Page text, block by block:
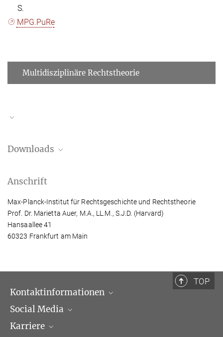
S.
MPG.PuRe
Multidisziplinäre Rechtstheorie
Downloads
Vita
Information zur Promotion und Habilitation bei Prof. Dr. Aue
r
464.5 kB
Downloads
Zur Aktualität der Privatrechtstheorie
Anschrift
Max-Planck-Institut für Rechtsgeschichte und Rechtstheorie
Prof. Dr. Marietta Auer, M.A., LL.M., S.J.D. (Harvard)
Hansaallee 41
60323 Frankfurt am Main
TOP
Kontaktinformationen
Öffnungszeiten & Anfahrt
Ansprechpartner*innen
Social Media
LinkedIn
Karriere